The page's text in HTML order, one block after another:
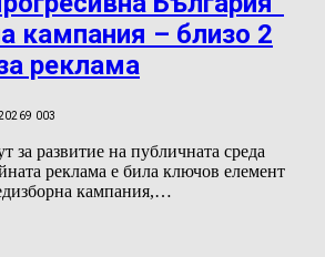
кампания – близо 2
реклама
9 003
за развитие на публичната среда
реклама е била ключов елемент
кампания,…